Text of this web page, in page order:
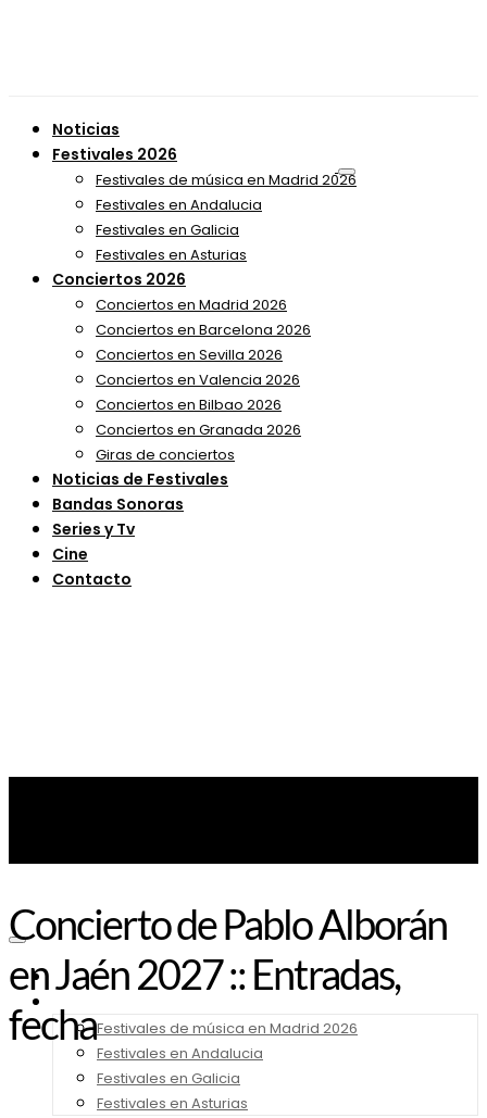
Noticias
Festivales 2026
Festivales de música en Madrid 2026
Festivales en Andalucia
Festivales en Galicia
Festivales en Asturias
Conciertos 2026
Conciertos en Madrid 2026
Conciertos en Barcelona 2026
Conciertos en Sevilla 2026
Conciertos en Valencia 2026
Conciertos en Bilbao 2026
Conciertos en Granada 2026
Giras de conciertos
Noticias de Festivales
Bandas Sonoras
Series y Tv
Cine
Contacto
Noticias
Festivales de música en Madrid 2026
Festivales en Andalucia
Festivales en Galicia
Festivales en Asturias
Concierto de Pablo Alborán
en Jaén 2027 :: Entradas,
fecha